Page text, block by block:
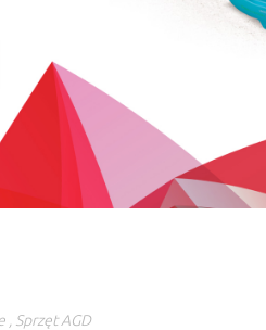
Sprzęt AGD